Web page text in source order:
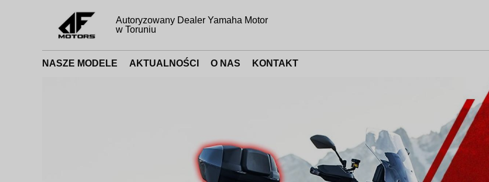
Autoryzowany Dealer Yamaha Motor
w Toruniu
NASZE MODELE AKTUALNOŚCI O NAS KONTAKT